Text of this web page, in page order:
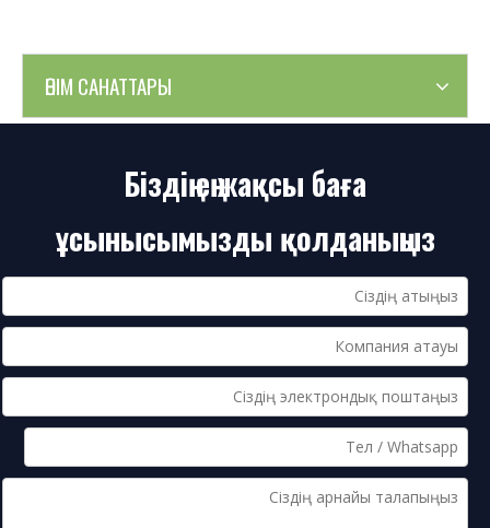
ӨНІМ САНАТТАРЫ
Біздің ең жақсы баға
ұсынысымызды қолданыңыз